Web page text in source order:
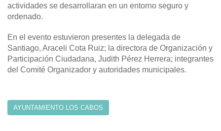
actividades se desarrollaran en un entorno seguro y
ordenado.
En el evento estuvieron presentes la delegada de
Santiago, Araceli Cota Ruiz; la directora de Organización y
Participación Ciudadana, Judith Pérez Herrera; integrantes
del Comité Organizador y autoridades municipales.
AYUNTAMIENTO LOS CABOS